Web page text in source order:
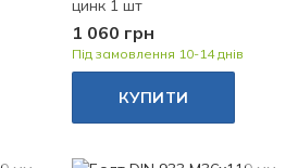
цинк 1 шт
1 060 грн
Під замовлення 10-14 днів
КУПИТИ